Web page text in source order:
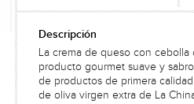
Descripción
La crema de queso con cebolla
producto gourmet suave y
de productos de primera
de oliva virgen extra de La